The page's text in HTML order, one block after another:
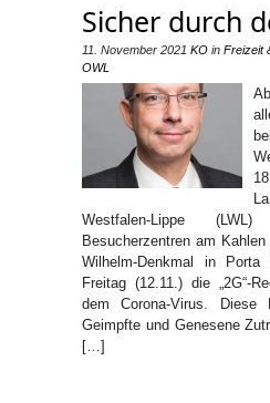
Sicher durch
11. November 2021 KO in Freizeit
OWL
Westfalen-Lippe
Besucherzentren am
Wilhelm-Denkmal in
Freitag (12.11.) die „2G“-
dem Corona-Virus.
Geimpfte und Genesene
[…]